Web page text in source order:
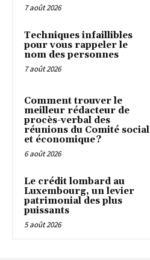
7 août 2026
Techniques infaillibles
pour vous rappeler le
nom des personnes
7 août 2026
Comment trouver le
meilleur rédacteur de
procès-verbal des
réunions du Comité social
et économique ?
6 août 2026
Le crédit lombard au
Luxembourg, un levier
patrimonial des plus
puissants
5 août 2026